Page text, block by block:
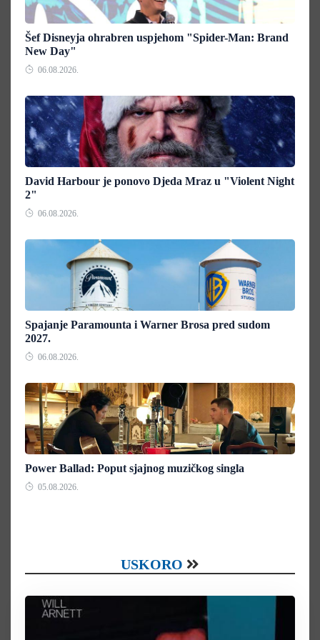
Šef Disneyja ohrabren uspjehom "Spider-Man: Brand
New Day"
06.08.2026.
David Harbour je ponovo Djeda Mraz u "Violent Night
2"
06.08.2026.
Spajanje Paramounta i Warner Brosa pred sudom
2027.
06.08.2026.
Power Ballad: Poput sjajnog muzičkog singla
05.08.2026.
USKORO